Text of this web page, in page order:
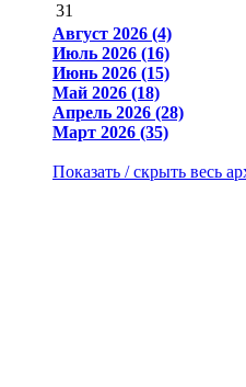
31
Август 2026 (4)
Июль 2026 (16)
Июнь 2026 (15)
Май 2026 (18)
Апрель 2026 (28)
Март 2026 (35)
Показать / скрыть весь